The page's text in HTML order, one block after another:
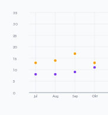
35
30
25
20
15
10
5
0
Jul Aug Sep Okt